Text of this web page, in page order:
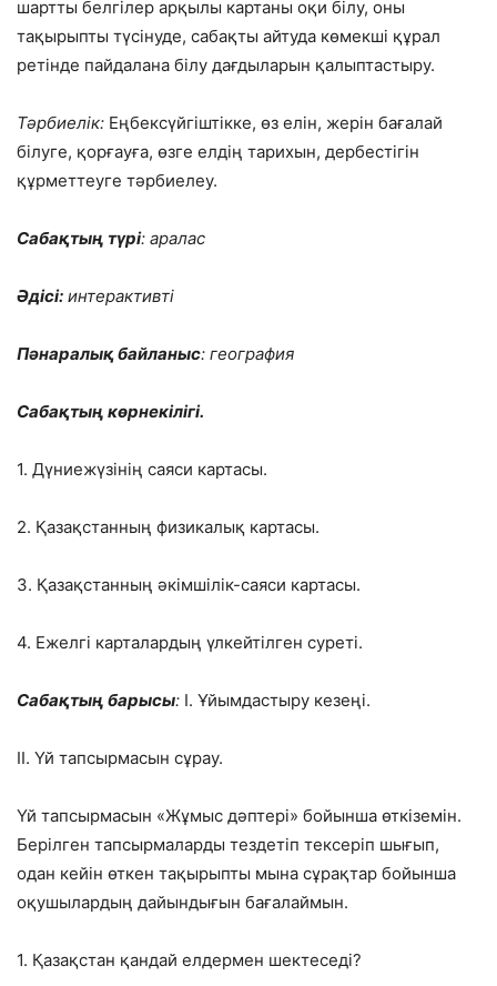
шартты белгілер арқылы картаны оқи білу, оны
тақырыпты түсінуде, сабақты айтуда көмекші құрал
ретінде пайдалана білу дағдыларын қалыптастыру.
Тәрбиелік: Еңбексүйгіштікке, өз елін, жерін бағалай
білуге, қорғауға, өзге елдің тарихын, дербестігін
құрметтеуге тәрбиелеу.
Сабақтың түрі: аралас
Әдісі: интерактивті
Пәнаралық байланыс: география
Сабақтың көрнекілігі.
1. Дүниежүзінің саяси картасы.
2. Қазақстанның физикалық картасы.
3. Қазақстанның әкімшілік-саяси картасы.
4. Ежелгі карталардың үлкейтілген суреті.
Сабақтың барысы: I. Ұйымдастыру кезеңі.
II. Үй тапсырмасын сұрау.
Үй тапсырмасын «Жұмыс дәптері» бойынша өткіземін.
Берілген тапсырмаларды тездетіп тексеріп шығып,
одан кейін өткен тақырыпты мына сұрақтар бойынша
оқушылардың дайындығын бағалаймын.
1. Қазақстан қандай елдермен шектеседі?